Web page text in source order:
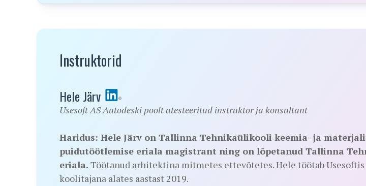
Instruktorid
Hele Järv
Usesoft AS Autodeski poolt atesteeritud instruktor ja konsultant
Haridus: Hele Järv on Tallinna Tehnikaülikooli keemia- ja
puidutöötlemise eriala magistrant ning on lõpetanud Tallinna
eriala. Töötanud arhitektina mitmetes ettevõtetes. Hele töötab
koolitajana alates aastast 2019.